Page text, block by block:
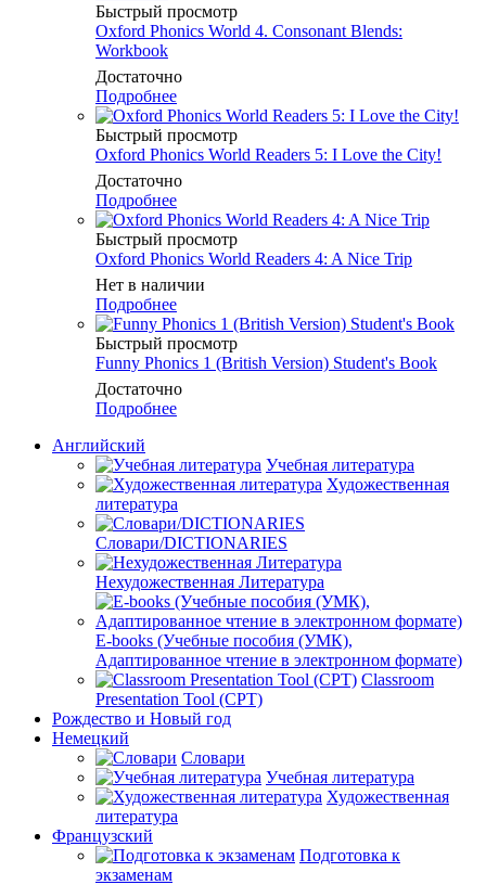
Быстрый просмотр
Oxford Phonics World 4. Consonant Blends:
Workbook
Достаточно
Подробнее
Быстрый просмотр
Oxford Phonics World Readers 5: I Love the City!
Достаточно
Подробнее
Быстрый просмотр
Oxford Phonics World Readers 4: A Nice Trip
Нет в наличии
Подробнее
Быстрый просмотр
Funny Phonics 1 (British Version) Student's Book
Достаточно
Подробнее
Английский
Учебная литература
Художественная
литература
Словари/DICTIONARIES
Нехудожественная Литература
E-books (Учебные пособия (УМК),
Адаптированное чтение в электронном формате)
Classroom
Presentation Tool (CPT)
Рождество и Новый год
Немецкий
Словари
Учебная литература
Художественная
литература
Французский
Подготовка к
экзаменам